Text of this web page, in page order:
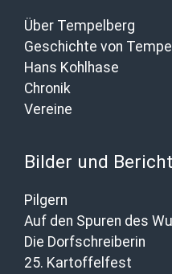
Über Tempelberg
Geschichte von
Hans Kohlhase
Chronik
Vereine
Bilder und
Pilgern
Auf den Spuren des
Die Dorfschreiberin
25. Kartoffelfest